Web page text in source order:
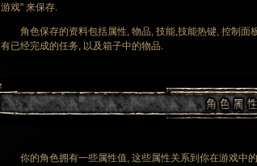
游戏" 来保存.
角色保存的资料包括属性, 物品, 技能,技能热键, 控制面
有已经完成的任务, 以及箱子中的物品.
你的角色拥有一些属性值, 这些属性关系到你在游戏中